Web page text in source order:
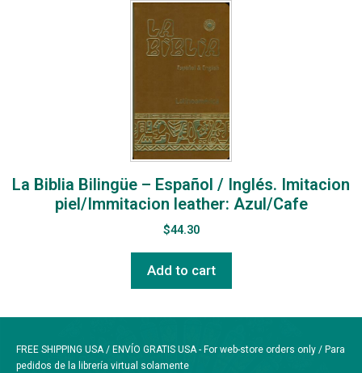
La Biblia Bilingüe – Español / Inglés. Imitacion
piel/Immitacion leather: Azul/Cafe
$44.30
Add to cart
FREE SHIPPING USA / ENVÍO GRATIS USA - For web-store orders only / Para
pedidos de la librería virtual solamente